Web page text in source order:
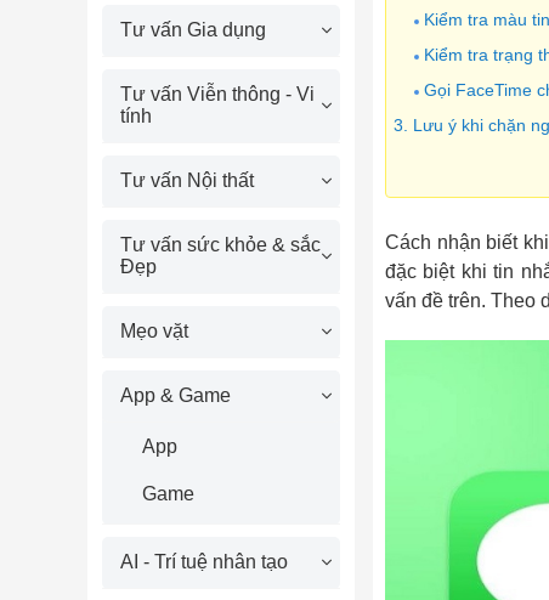
Tư vấn Gia dụng
Tư vấn Viễn thông - Vi
tính
Tư vấn Nội thất
Tư vấn sức khỏe & sắc
Đẹp
Mẹo vặt
App & Game
App
Game
AI - Trí tuệ nhân tạo
Kiểm tra màu
Kiểm tra trạng
Gọi FaceTime
3. Lưu ý khi chặn
Cách nhận biết
đặc biệt khi tin
vấn đề trên. Theo